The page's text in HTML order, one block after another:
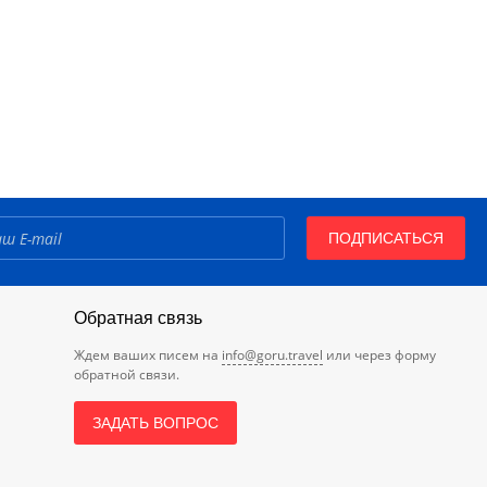
ПОДПИСАТЬСЯ
Обратная связь
Ждем ваших писем на info@goru.travel или через форму
обратной связи.
ЗАДАТЬ ВОПРОС